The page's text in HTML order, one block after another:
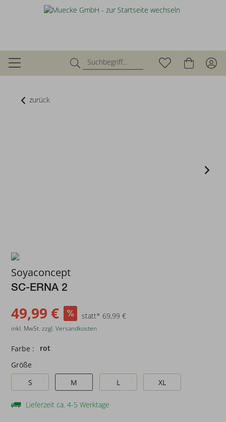
zurück
Soyaconcept
SC-ERNA 2
49,99 € statt* 69,99 €
inkl. MwSt.zzgl. Versandkosten
Farbe :
rot
Größe
S
M L XL
Lieferzeit ca. 4-5 Werktage